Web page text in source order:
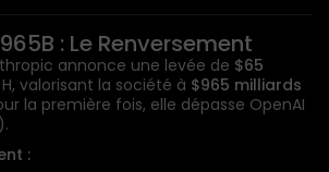
: Le Renversement
annonce une levée de $65
valorisant la société à $965 milliards
la première fois, elle dépasse OpenAI
: